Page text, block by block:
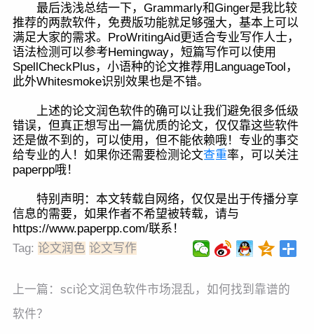
最后浅浅总结一下，Grammarly和Ginger是我比较
推荐的两款软件，免费版功能就足够强大，基本上可以
满足大家的需求。ProWritingAid更适合专业写作人士，
语法检测可以参考Hemingway，短篇写作可以使用
SpellCheckPlus，小语种的论文推荐用LanguageTool，
此外Whitesmoke识别效果也是不错。
上述的论文润色软件的确可以让我们避免很多低级
错误，但真正想写出一篇优质的论文，仅仅靠这些软件
还是做不到的，可以使用，但不能依赖哦！专业的事交
给专业的人！如果你还需要检测论文查重率，可以关注
paperpp哦！
特别声明：本文转载自网络，仅仅是出于传播分享
信息的需要，如果作者不希望被转载，请与
https://www.paperpp.com/联系！
Tag: 论文润色 论文写作
上一篇： sci论文润色软件市场混乱，如何找到靠谱的
软件？